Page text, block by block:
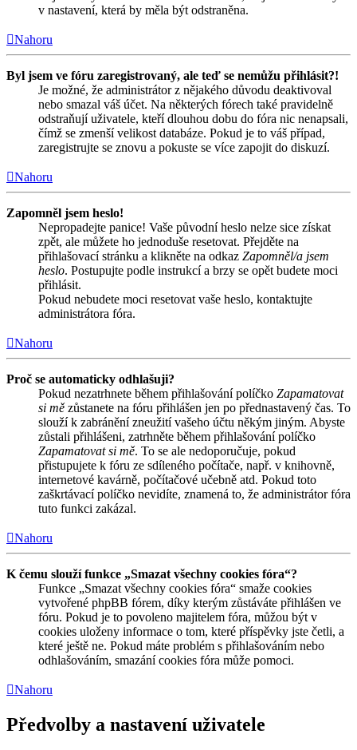
v nastavení, která by měla být odstraněna.
Nahoru
Byl jsem ve fóru zaregistrovaný, ale teď se nemůžu přihlásit?!
Je možné, že administrátor z nějakého důvodu deaktivoval
nebo smazal váš účet. Na některých fórech také pravidelně
odstraňují uživatele, kteří dlouhou dobu do fóra nic nenapsali,
čímž se zmenší velikost databáze. Pokud je to váš případ,
zaregistrujte se znovu a pokuste se více zapojit do diskuzí.
Nahoru
Zapomněl jsem heslo!
Nepropadejte panice! Vaše původní heslo nelze sice získat
zpět, ale můžete ho jednoduše resetovat. Přejděte na
přihlašovací stránku a klikněte na odkaz Zapomněl/a jsem
heslo. Postupujte podle instrukcí a brzy se opět budete moci
přihlásit.
Pokud nebudete moci resetovat vaše heslo, kontaktujte
administrátora fóra.
Nahoru
Proč se automaticky odhlašuji?
Pokud nezatrhnete během přihlašování políčko Zapamatovat
si mě zůstanete na fóru přihlášen jen po přednastavený čas. To
slouží k zabránění zneužití vašeho účtu někým jiným. Abyste
zůstali přihlášeni, zatrhněte během přihlašování políčko
Zapamatovat si mě. To se ale nedoporučuje, pokud
přistupujete k fóru ze sdíleného počítače, např. v knihovně,
internetové kavárně, počítačové učebně atd. Pokud toto
zaškrtávací políčko nevidíte, znamená to, že administrátor fóra
tuto funkci zakázal.
Nahoru
K čemu slouží funkce „Smazat všechny cookies fóra“?
Funkce „Smazat všechny cookies fóra“ smaže cookies
vytvořené phpBB fórem, díky kterým zůstáváte přihlášen ve
fóru. Pokud je to povoleno majitelem fóra, můžou být v
cookies uloženy informace o tom, které příspěvky jste četli, a
které ještě ne. Pokud máte problém s přihlašováním nebo
odhlašováním, smazání cookies fóra může pomoci.
Nahoru
Předvolby a nastavení uživatele